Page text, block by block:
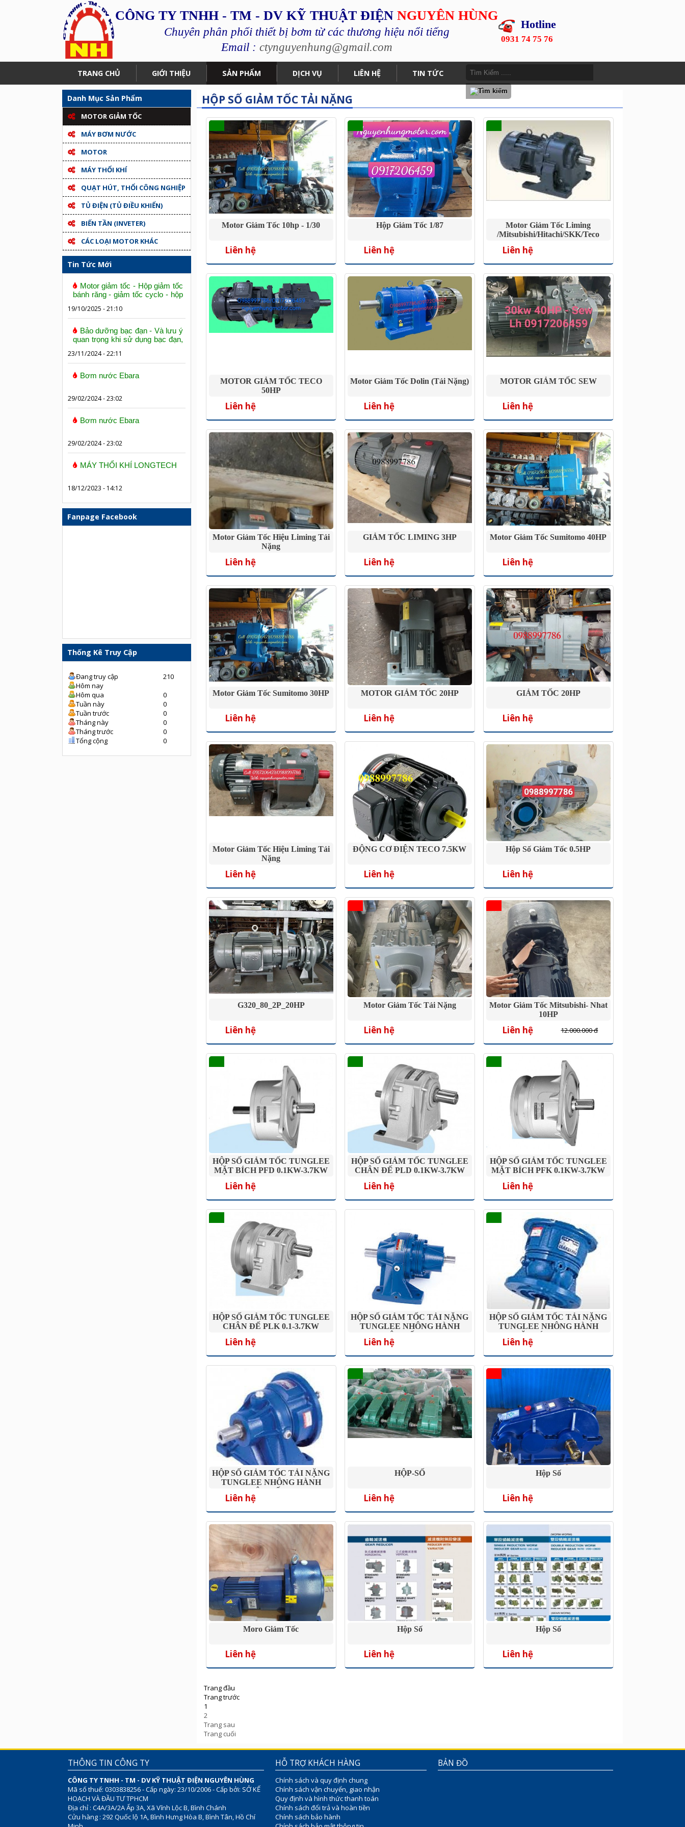
CÔNG TY TNHH - TM - DV KỸ THUẬT ĐIỆN NGUYÊN HÙNG
Chuyên phân phối thiết bị bơm từ các thương hiệu nổi tiếng
Email : ctynguyenhung@gmail.com
Hotline
0931 74 75 76
TRANG CHỦ GIỚI THIỆU SẢN PHẨM DỊCH VỤ LIÊN HỆ TIN TỨC
Danh Mục Sản Phẩm
MOTOR GIẢM TỐC
MÁY BƠM NƯỚC
MOTOR
MÁY THỔI KHÍ
QUẠT HÚT, THỔI CÔNG NGHIỆP
TỦ ĐIỆN (TỦ ĐIỀU KHIỂN)
BIẾN TẦN (INVETER)
CÁC LOẠI MOTOR KHÁC
Tin Tức Mới
Motor giảm tốc - Hộp giảm tốc
bánh răng - giảm tốc cyclo - hộp
19/10/2025 - 21:10
Bảo dưỡng bạc đạn - Và lưu ý
quan trọng khi sử dụng bạc đạn,
23/11/2024 - 22:11
Bơm nước Ebara
29/02/2024 - 23:02
Bơm nước Ebara
29/02/2024 - 23:02
MÁY THỔI KHÍ LONGTECH
18/12/2023 - 14:12
Fanpage Facebook
Thống Kê Truy Cập
Đang truy cập
210
Hôm nay
Hôm qua
0
Tuần này
0
Tuần trước
0
Tháng này
0
Tháng trước
0
Tổng cộng
0
HỘP SỐ GIẢM TỐC TẢI NẶNG
Motor Giảm Tốc 10hp - 1/30
Liên hệ
Hộp Giảm Tốc 1/87
Liên hệ
Motor Giảm Tốc Liming
/Mitsubishi/Hitachi/SKK/Teco
Liên hệ
MOTOR GIẢM TỐC TECO
50HP
Liên hệ
Motor Giảm Tốc Dolin (Tải Nặng)
Liên hệ
MOTOR GIẢM TỐC SEW
Liên hệ
Motor Giảm Tốc Hiệu Liming Tải
Nặng
Liên hệ
GIẢM TỐC LIMING 3HP
Liên hệ
Motor Giảm Tốc Sumitomo 40HP
Liên hệ
Motor Giảm Tốc Sumitomo 30HP
Liên hệ
MOTOR GIẢM TỐC 20HP
Liên hệ
GIẢM TỐC 20HP
Liên hệ
Motor Giảm Tốc Hiệu Liming Tải
Nặng
Liên hệ
ĐỘNG CƠ ĐIỆN TECO 7.5KW
Liên hệ
Hộp Số Giảm Tốc 0.5HP
Liên hệ
G320_80_2P_20HP
Liên hệ
Motor Giảm Tốc Tải Nặng
Liên hệ
Motor Giảm Tốc Mitsubishi- Nhat
10HP
12.000.000 đ
Liên hệ
HỘP SỐ GIẢM TỐC TUNGLEE
MẶT BÍCH PFD 0.1KW-3.7KW
Liên hệ
HỘP SỐ GIẢM TỐC TUNGLEE
CHÂN ĐẾ PLD 0.1KW-3.7KW
Liên hệ
HỘP SỐ GIẢM TỐC TUNGLEE
MẶT BÍCH PFK 0.1KW-3.7KW
Liên hệ
HỘP SỐ GIẢM TỐC TUNGLEE
CHÂN ĐẾ PLK 0.1-3.7KW
Liên hệ
HỘP SỐ GIẢM TỐC TẢI NẶNG
TUNGLEE NHÔNG HÀNH
Liên hệ
HỘP SỐ GIẢM TỐC TẢI NẶNG
TUNGLEE NHÔNG HÀNH
Liên hệ
HỘP SỐ GIẢM TỐC TẢI NẶNG
TUNGLEE NHÔNG HÀNH
Liên hệ
HỘP-SỐ
Liên hệ
Hộp Số
Liên hệ
Moro Giảm Tốc
Liên hệ
Hộp Số
Liên hệ
Hộp Số
Liên hệ
Trang đầu
Trang trước
1
2
Trang sau
Trang cuối
THÔNG TIN CÔNG TY
CÔNG TY TNHH - TM - DV KỸ THUẬT ĐIỆN NGUYÊN HÙNG
Mã số thuế: 0303838256 - Cấp ngày: 23/10/2006 - Cấp bởi: SỞ KẾ
HOẠCH VÀ ĐẦU TƯ TPHCM
Địa chỉ : C4A/3A/2A Ấp 3A, Xã Vĩnh Lộc B, Bình Chánh
Cửu hàng : 292 Quốc lộ 1A, Bình Hưng Hòa B, Bình Tân, Hồ Chí
HỖ TRỢ KHÁCH HÀNG
Chính sách và quy định chung
Chính sách vận chuyển, giao nhận
Quy định và hình thức thanh toán
Chính sách đổi trả và hoàn tiền
Chính sách bảo hành
BẢN ĐỒ